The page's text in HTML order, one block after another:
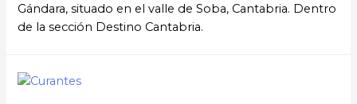
Gándara, situado en el valle de Soba, Cantabria. Dentro
de la sección Destino Cantabria.